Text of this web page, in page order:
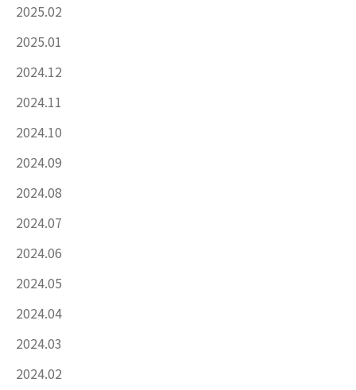
2025.02
2025.01
2024.12
2024.11
2024.10
2024.09
2024.08
2024.07
2024.06
2024.05
2024.04
2024.03
2024.02